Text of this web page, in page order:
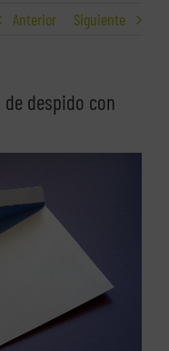
Anterior Siguiente
despido con